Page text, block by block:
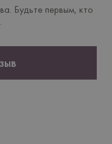
Будьте первым, кто